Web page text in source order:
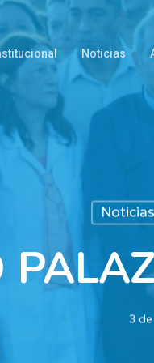
Noticias
Noticias
3